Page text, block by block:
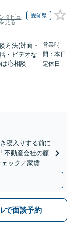
タビュ
見る
愛知県
方法(対面・
・ビデオな
は応相談
営業時
間：本日
定休日
寝入りする前に
不動産会社の顧
ック／家賃の
可】
で面談予約